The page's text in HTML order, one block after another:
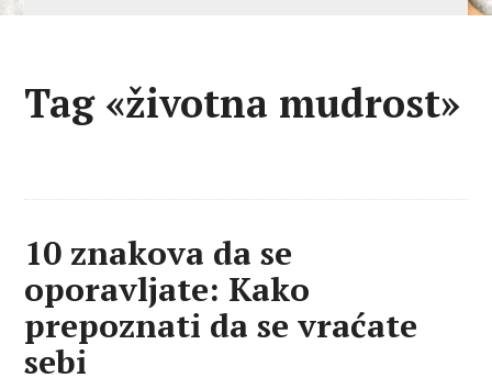
Tag «životna mudrost»
10 znakova da se
oporavljate: Kako
prepoznati da se vraćate
sebi